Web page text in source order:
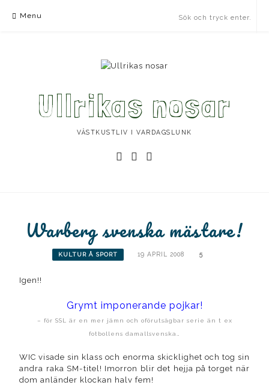
Menu
Ullrikas nosar
VÄSTKUSTLIV I VARDAGSLUNK
Instagram
Facebook
Warberg svenska mästare!
KULTUR Å SPORT 19 APRIL 2008 5
Igen!!
Grymt imponerande pojkar!
– för SSL är en mer jämn och oförutsägbar serie än t ex
fotbollens damallsvenska…
WIC visade sin klass och enorma skicklighet och tog sin
andra raka SM-titel! Imorron blir det hejja på torget när
dom anländer klockan halv fem!